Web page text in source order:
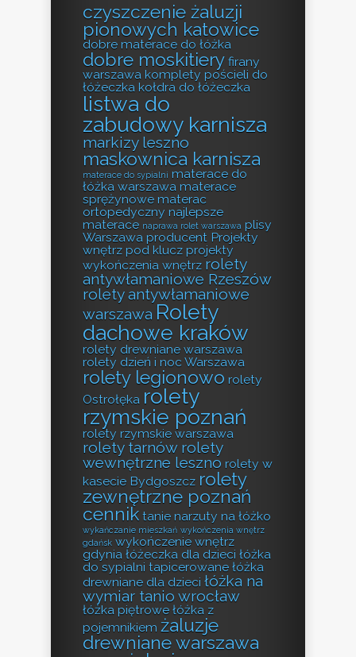
czyszczenie żaluzji
pionowych katowice
dobre materace do łóżka
dobre moskitiery firany
warszawa komplety pościeli do
łóżeczka kołdra do łóżeczka
listwa do
zabudowy karnisza
markizy leszno
maskownica karnisza
materace do sypialni materace do
łóżka warszawa materace
sprężynowe materac
ortopedyczny najlepsze
materace naprawa rolet warszawa plisy
Warszawa producent Projekty
wnętrz pod klucz projekty
wykończenia wnętrz rolety
antywłamaniowe Rzeszów
rolety antywłamaniowe
warszawa Rolety
dachowe kraków
rolety drewniane warszawa
rolety dzień i noc Warszawa
rolety legionowo rolety
Ostrołęka rolety
rzymskie poznań
rolety rzymskie warszawa
rolety tarnów rolety
wewnętrzne leszno rolety w
kasecie Bydgoszcz rolety
zewnętrzne poznań
cennik tanie narzuty na łóżko
wykańczanie mieszkań wykończenia wnętrz
gdańsk wykończenie wnętrz
gdynia łóżeczka dla dzieci łóżka
do sypialni tapicerowane łóżka
drewniane dla dzieci łóżka na
wymiar tanio wrocław
łóżka piętrowe łóżka z
pojemnikiem żaluzje
drewniane warszawa